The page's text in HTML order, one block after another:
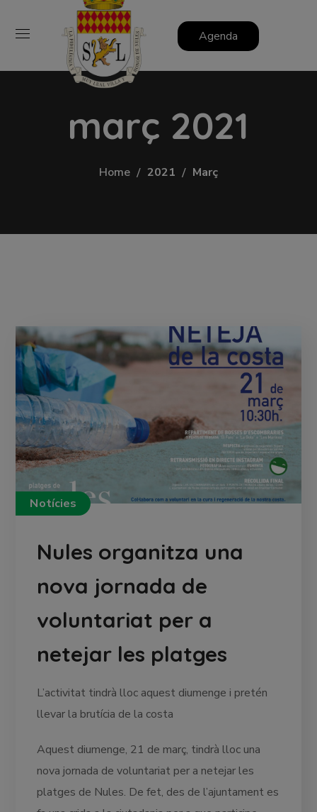
Agenda
març 2021
Home 2021 Març
Notícies
Nules organitza una
nova jornada de
voluntariat per a
netejar les platges
L’activitat tindrà lloc aquest diumenge i pretén
llevar la brutícia de la costa
Aquest diumenge, 21 de març, tindrà lloc una
nova jornada de voluntariat per a netejar les
platges de Nules. De fet, des de l’ajuntament es